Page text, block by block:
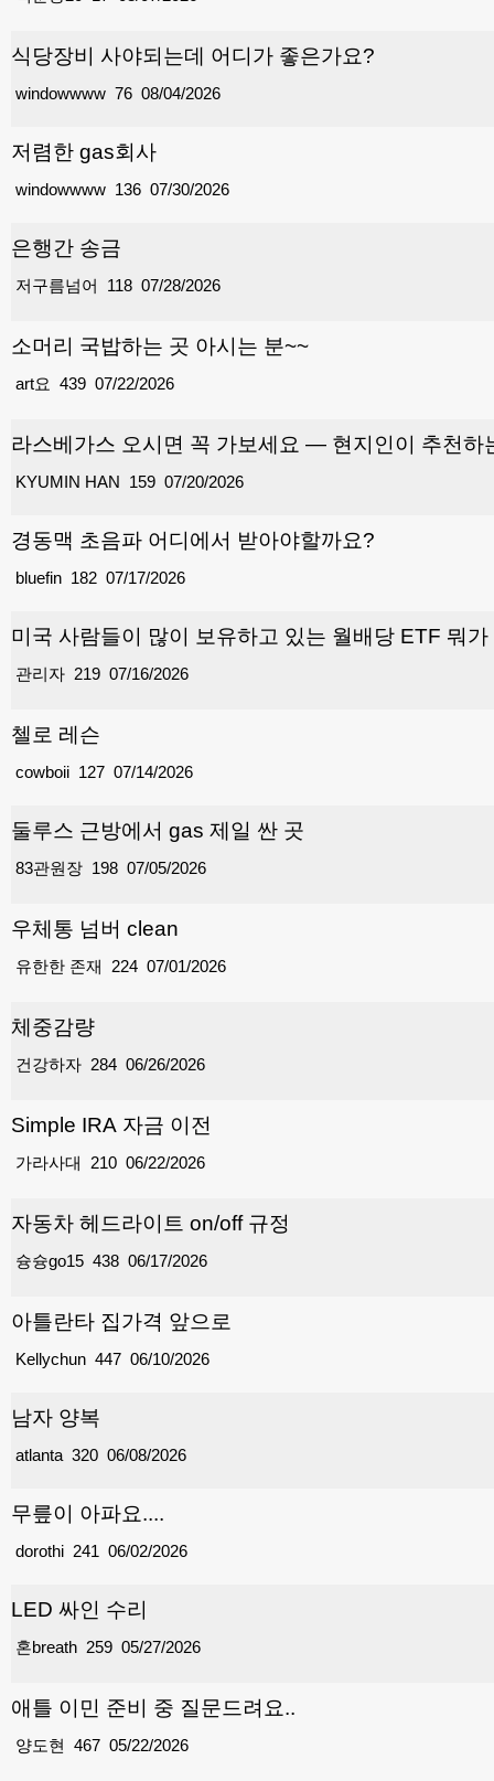
식당장비 사야되는데 어디가 좋은가요?
76
windowwww 08/04/2026
저렴한 gas회사
136
windowwww 07/30/2026
은행간 송금
118
저구름넘어 07/28/2026
소머리 국밥하는 곳 아시는 분~~
439
art요 07/22/2026
라스베가스 오시면 꼭 가보세요 — 현지인이 추천하
159
KYUMIN HAN 07/20/2026
경동맥 초음파 어디에서 받아야할까요?
182
bluefin 07/17/2026
미국 사람들이 많이 보유하고 있는 월배당 ETF 뭐
219
관리자 07/16/2026
첼로 레슨
127
cowboii 07/14/2026
둘루스 근방에서 gas 제일 싼 곳
198
83관원장 07/05/2026
우체통 넘버 clean
224
유한한 존재 07/01/2026
체중감량
284
건강하자 06/26/2026
Simple IRA 자금 이전
210
가라사대 06/22/2026
자동차 헤드라이트 on/off 규정
438
슝슝go15 06/17/2026
아틀란타 집가격 앞으로
447
Kellychun 06/10/2026
남자 양복
320
atlanta 06/08/2026
무릎이 아파요....
241
dorothi 06/02/2026
LED 싸인 수리
259
혼breath 05/27/2026
애틀 이민 준비 중 질문드려요..
467
양도현 05/22/2026